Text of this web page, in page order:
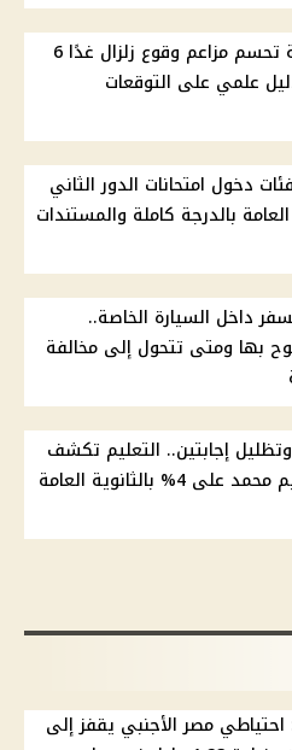
البحوث الفلكية تحسم مزاعم وقوع زلزال غدًا 6
علمي على التوقعات
دخول امتحانات الدور الثاني
العامة بالدرجة كاملة والمستندات
داخل السيارة الخاصة..
بها ومتى تتحول إلى مخالفة
إجابتين.. التعليم تكشف
بالثانوية العامة
احتياطي مصر الأجنبي يقفز إلى